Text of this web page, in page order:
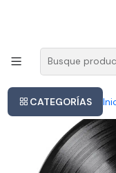
CATEGORÍAS
Este